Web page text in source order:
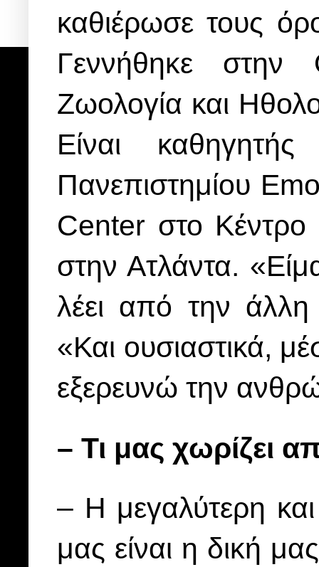
καθιέρωσε τους
Γεννήθηκε
Ζωολογία και
Είναι
Πανεπιστημίου
Center στο
στην Ατλάντα.
λέει από την
«Και ουσιαστικά,
εξερευνώ την
– Τι μας χωρίζει
– Η μεγαλύτερη
μας είναι η δική